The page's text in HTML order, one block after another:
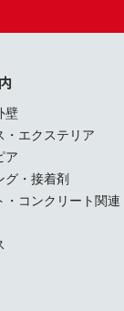
壁
・エクステリア
ア
グ・接着剤
・コンクリート関連